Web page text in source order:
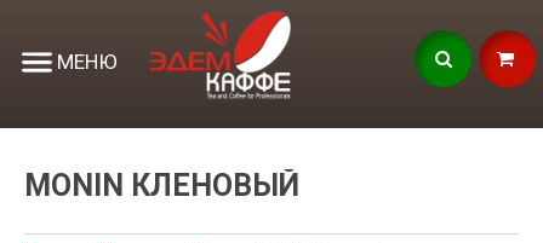
МЕНЮ
MONIN КЛЕНОВЫЙ